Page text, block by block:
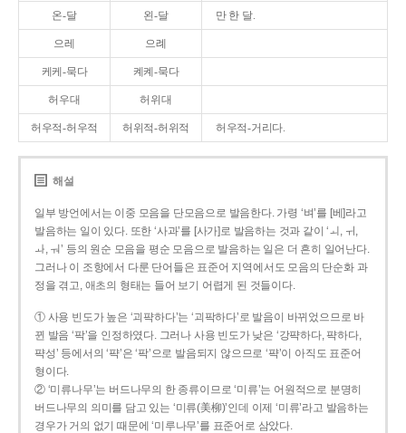
온-달 왼-달 만 한 달.
으레 으례
케케-묵다 켸켸-묵다
허우대 허위대
허우적-허우적 허위적-허위적 허우적-거리다.
해설
일부 방언에서는 이중 모음을 단모음으로 발음한다. 가령 ‘벼’를 [베]라고
발음하는 일이 있다. 또한 ‘사과’를 [사가]로 발음하는 것과 같이 ‘ㅚ, ㅟ,
ㅘ, ㅝ’ 등의 원순 모음을 평순 모음으로 발음하는 일은 더 흔히 일어난다.
그러나 이 조항에서 다룬 단어들은 표준어 지역에서도 모음의 단순화 과
정을 겪고, 애초의 형태는 들어 보기 어렵게 된 것들이다.
① 사용 빈도가 높은 ‘괴퍅하다’는 ‘괴팍하다’로 발음이 바뀌었으므로 바
뀐 발음 ‘팍’을 인정하였다. 그러나 사용 빈도가 낮은 ‘강퍅하다, 퍅하다,
퍅성’ 등에서의 ‘퍅’은 ‘팍’으로 발음되지 않으므로 ‘퍅’이 아직도 표준어
형이다.
② ‘미류나무’는 버드나무의 한 종류이므로 ‘미류’는 어원적으로 분명히
버드나무의 의미를 담고 있는 ‘미류(美柳)’인데 이제 ‘미류’라고 발음하는
경우가 거의 없기 때문에 ‘미루나무’를 표준어로 삼았다.